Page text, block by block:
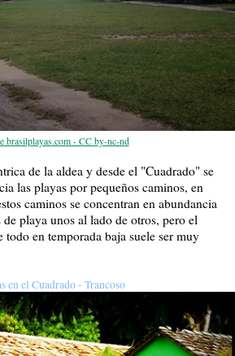
brasilplayas.com - CC by-nc-nd
de la aldea y desde el "Cuadrado" se
las playas por pequeños caminos, en
caminos se concentran en abundancia
de playa unos al lado de otros, pero el
todo en temporada baja suele ser muy
en el Cuadrado - Trancoso